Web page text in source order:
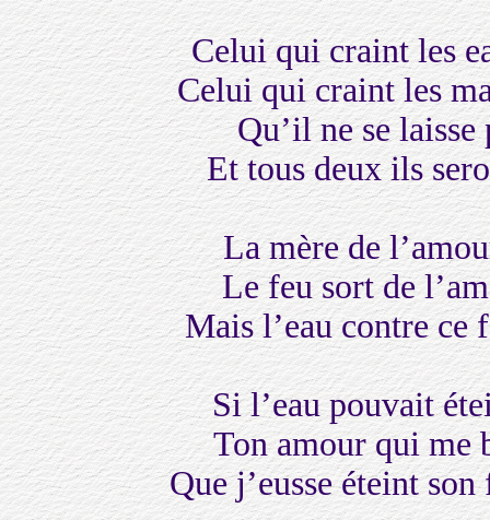
Celui qui craint les
Celui qui craint les
Qu’il ne se
Et tous deux ils
La mère de
Le feu sort de
Mais l’eau contre ce
Si l’eau pouvait
Ton amour qui me
Que j’eusse éteint